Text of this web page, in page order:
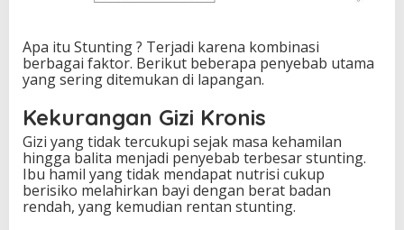
Apa itu Stunting ? Terjadi karena kombinasi
berbagai faktor. Berikut beberapa penyebab utama
yang sering ditemukan di lapangan.
Kekurangan Gizi Kronis
Gizi yang tidak tercukupi sejak masa kehamilan
hingga balita menjadi penyebab terbesar stunting.
Ibu hamil yang tidak mendapat nutrisi cukup
berisiko melahirkan bayi dengan berat badan
rendah, yang kemudian rentan stunting.